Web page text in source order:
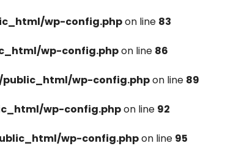
wp-config.phpon line 83
wp-config.phpon line 86
wp-config.phpon line 89
wp-config.phpon line 92
wp-config.phpon line 95